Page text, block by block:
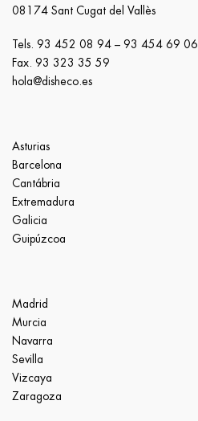
08174 Sant Cugat del Vallès
Tels. 93 452 08 94 – 93 454 69 06
Fax. 93 323 35 59
hola@disheco.es
Asturias
Barcelona
Cantábria
Extremadura
Galicia
Guipúzcoa
Madrid
Murcia
Navarra
Sevilla
Vizcaya
Zaragoza